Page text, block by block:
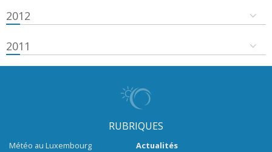
2012
2011
RUBRIQUES
Météo au Luxembourg
Actualités